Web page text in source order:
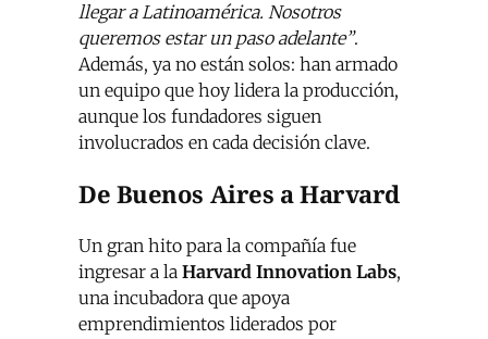
llegar a Latinoamérica. Nosotros
queremos estar un paso adelante”.
Además, ya no están solos: han armado
un equipo que hoy lidera la producción,
aunque los fundadores siguen
involucrados en cada decisión clave.
De Buenos Aires a Harvard
Un gran hito para la compañía fue
ingresar a la Harvard Innovation Labs,
una incubadora que apoya
emprendimientos liderados por